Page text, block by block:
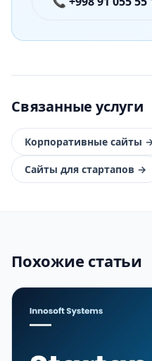
Связанные услуги
Корпоративные сайты
Сайты для стартапов →
Похожие статьи